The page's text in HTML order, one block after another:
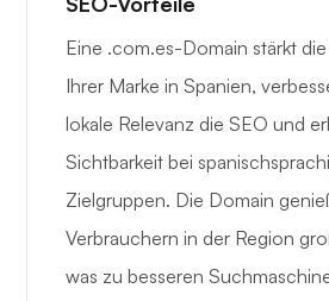
Eine .com.es-Domain stärkt
Ihrer Marke in Spanien,
lokale Relevanz die SEO und
Sichtbarkeit bei
Zielgruppen. Die Domain
Verbrauchern in der Region
was zu besseren